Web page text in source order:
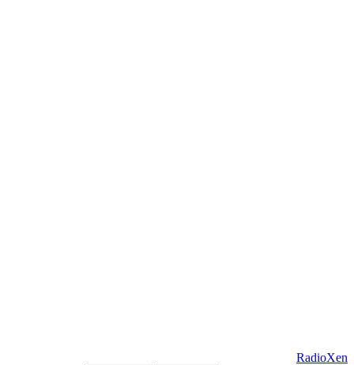
RadioXen